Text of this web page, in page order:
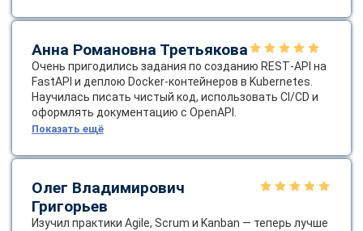
Анна Романовна Третьякова
Очень пригодились задания по созданию REST‑API на
FastAPI и деплою Docker‑контейнеров в Kubernetes.
Научилась писать чистый код, использовать CI/CD и
оформлять документацию с OpenAPI.
Показать ещё
Олег Владимирович
Григорьев
Изучил практики Agile, Scrum и Kanban — теперь лучше